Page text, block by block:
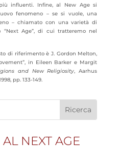
influenti. Infine, al New Age si
fenomeno – se si vuole, una
– chiamato con una varietà di
Age”, di cui tratteremo nel
di riferimento è J. Gordon Melton,
in Eileen Barker e Margit
and New Religiosity, Aarhus
pp. 133-149.
NEXT AGE